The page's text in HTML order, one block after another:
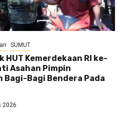
SUMUT
HUT Kemerdekaan RI ke-
Asahan Pimpin
Bagi-Bagi Bendera Pada
2026